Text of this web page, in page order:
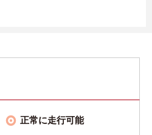
正常に走行可能